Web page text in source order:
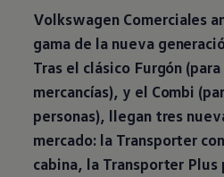
VolkswagenComerciales
gama de la nueva
Tras el clásico Furgón
mercancías), y el Combi
personas), llegan tres
mercado: la Transporter
cabina, la Transporter